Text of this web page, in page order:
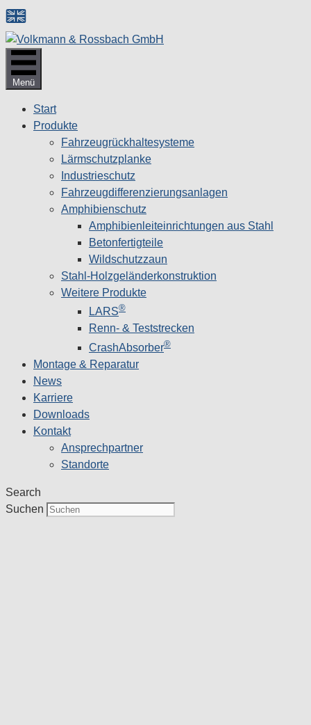
Zum
Inhalt
springen
Menü
Start
Produkte
Fahrzeugrückhaltesysteme
Lärmschutzplanke
Industrieschutz
Fahrzeug­differenzierungsanlagen
Amphibienschutz
Amphibienleiteinrichtungen aus Stahl
Betonfertigteile
Wildschutzzaun
Stahl-Holzgeländerkonstruktion
Weitere Produkte
LARS®
Renn- & Teststrecken
CrashAbsorber®
Montage & Reparatur
News
Karriere
Downloads
Kontakt
Ansprechpartner
Standorte
Search
Suchen